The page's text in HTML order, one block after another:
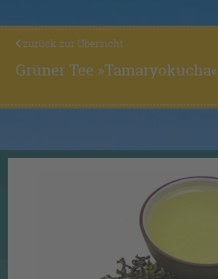
zurück zur Übersicht
Grüner Tee »Tamaryokucha«